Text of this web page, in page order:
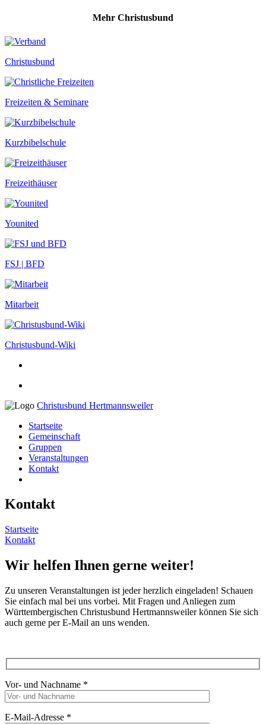
Mehr Christusbund
Christusbund
Freizeiten & Seminare
Kurzbibelschule
Freizeithäuser
Younited
FSJ | BFD
Mitarbeit
Christusbund-Wiki
Christusbund Hertmannsweiler
Startseite
Gemeinschaft
Gruppen
Veranstaltungen
Kontakt
Kontakt
Startseite
Kontakt
Wir helfen Ihnen gerne weiter!
Zu unseren Veranstaltungen ist jeder herzlich eingeladen! Schauen
Sie einfach mal bei uns vorbei. Mit Fragen und Anliegen zum
Württembergischen Christusbund Hertmannsweiler können Sie sich
auch gerne per E-Mail an uns wenden.
Vor- und Nachname *
E-Mail-Adresse *